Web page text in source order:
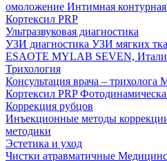
омоложение Интимная контурная
Кортексил PRP
Ультразвуковая диагностика
УЗИ диагностика УЗИ мягких
ESAOTE MYLAB SEVEN,
Трихология
Консультация врача – трихолога
Кортексил PRP
Коррекция рубцов
Инъекционные методы
методики
Эстетика и уход
Чистки атравматичные